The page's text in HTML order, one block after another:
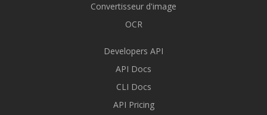
Convertisseur d'image
OCR
Developers API
API Docs
CLI Docs
API Pricing